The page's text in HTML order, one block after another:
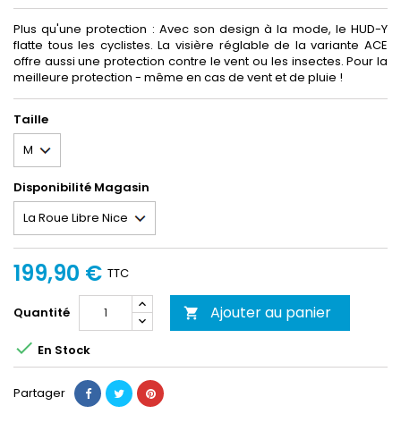
Plus qu'une protection : Avec son design à la mode, le HUD-Y
flatte tous les cyclistes. La visière réglable de la variante ACE
offre aussi une protection contre le vent ou les insectes. Pour la
meilleure protection - même en cas de vent et de pluie !
Taille
Disponibilité Magasin
199,90 € TTC
Quantité  Ajouter au panier
 En Stock
Partager